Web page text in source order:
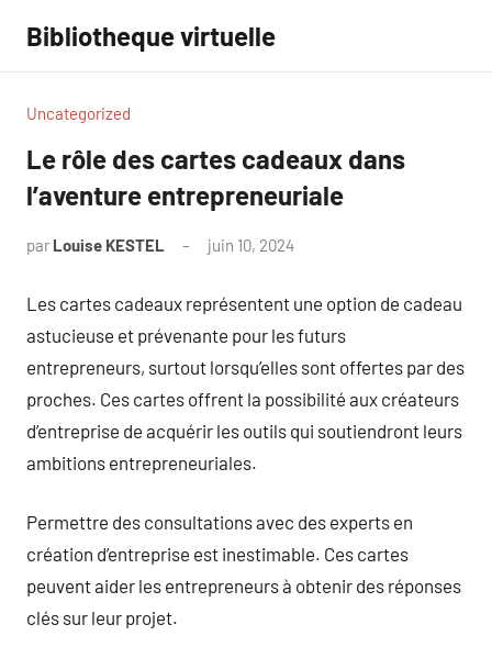
contenu
Bibliotheque virtuelle
Uncategorized
Le rôle des cartes cadeaux dans
l’aventure entrepreneuriale
par Louise KESTEL juin 10, 2024
Les cartes cadeaux représentent une option de cadeau
astucieuse et prévenante pour les futurs
entrepreneurs, surtout lorsqu’elles sont offertes par des
proches. Ces cartes offrent la possibilité aux créateurs
d’entreprise de acquérir les outils qui soutiendront leurs
ambitions entrepreneuriales.
Permettre des consultations avec des experts en
création d’entreprise est inestimable. Ces cartes
peuvent aider les entrepreneurs à obtenir des réponses
clés sur leur projet.